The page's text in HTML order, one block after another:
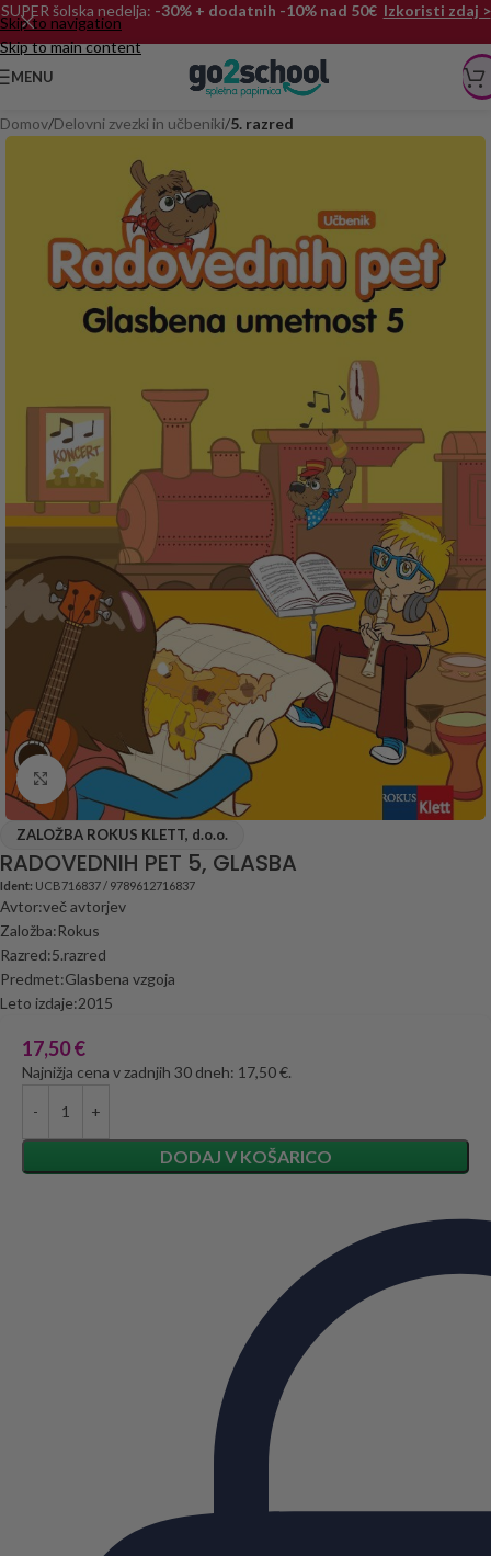
Skip to navigation
Skip to main content
SUPER šolska nedelja: -30% + dodatnih -10% nad 50€ Izkoristi zdaj >
MENU
Domov Delovni zvezki in učbeniki 5. razred
Click to enlarge
ZALOŽBA ROKUS KLETT, d.o.o.
RADOVEDNIH PET 5, GLASBA
Ident: UCB716837 / 9789612716837
Avtor:več avtorjev
Založba:Rokus
Razred:5.razred
Predmet:Glasbena vzgoja
Leto izdaje:2015
17,50€
Najnižja cena v zadnjih 30 dneh: 17,50 €.
DODAJ V KOŠARICO